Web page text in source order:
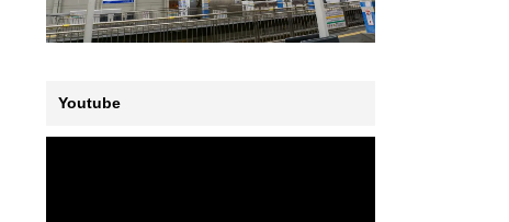
Youtube